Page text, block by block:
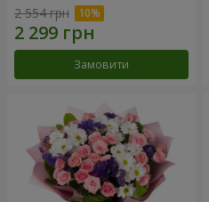
2 554 грн
Замовити